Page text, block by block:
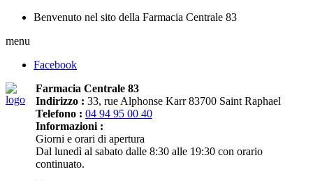
Benvenuto nel sito della Farmacia Centrale 83
menu
Facebook
Farmacia Centrale 83
Indirizzo : 33, rue Alphonse Karr 83700 Saint Raphael
Telefono : 04 94 95 00 40
Informazioni :
Giorni e orari di apertura
Dal lunedì al sabato dalle 8:30 alle 19:30 con orario
continuato.